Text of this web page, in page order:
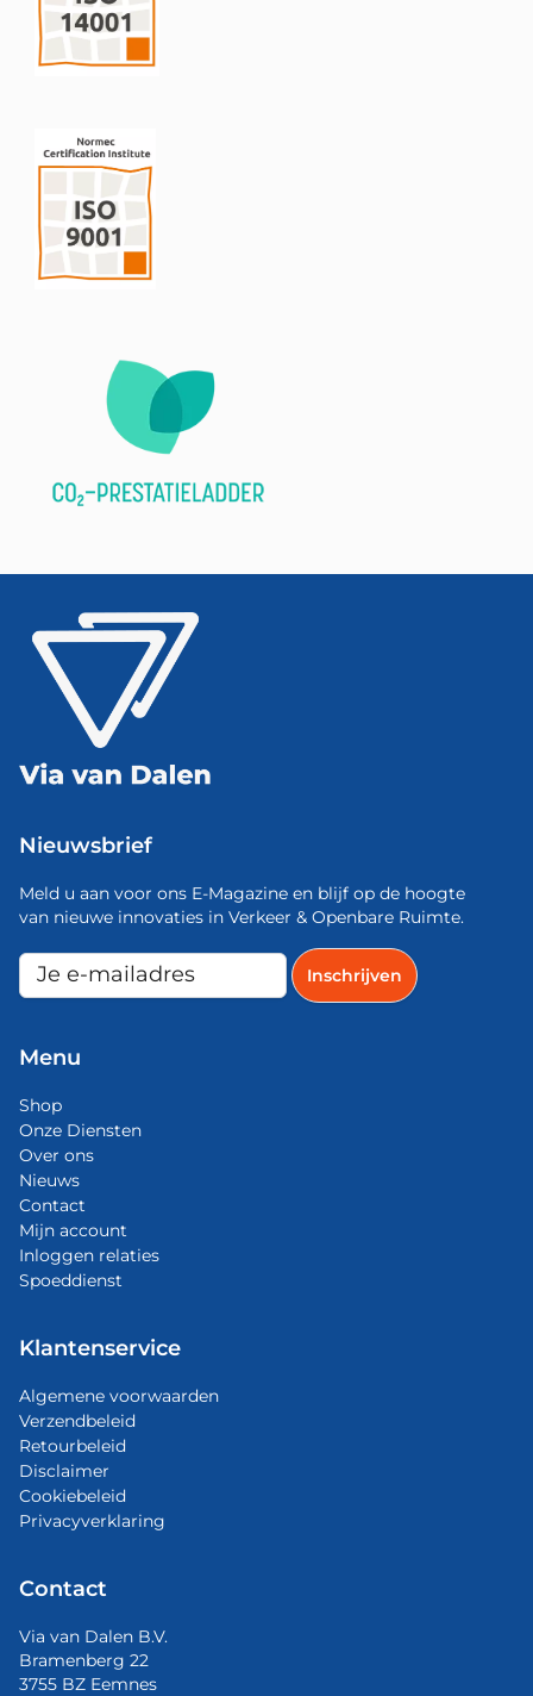
Nieuwsbrief
Meld u aan voor ons E-Magazine en blijf op de hoogte
van nieuwe innovaties in Verkeer & Openbare Ruimte.
Menu
Shop
Onze Diensten
Over ons
Nieuws
Contact
Mijn account
Inloggen relaties
Spoeddienst
Klantenservice
Algemene voorwaarden
Verzendbeleid
Retourbeleid
Disclaimer
Cookiebeleid
Privacyverklaring
Contact
Via van Dalen B.V.
Bramenberg 22
3755 BZ Eemnes